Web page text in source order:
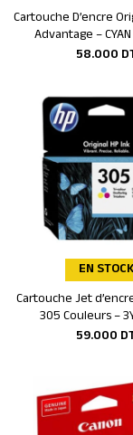
Ajouter au
Cartouche D’encre
Advantage – CYAN
58.000
EN STOCK
Ajouter au
Cartouche Jet
305 Couleurs –
59.000